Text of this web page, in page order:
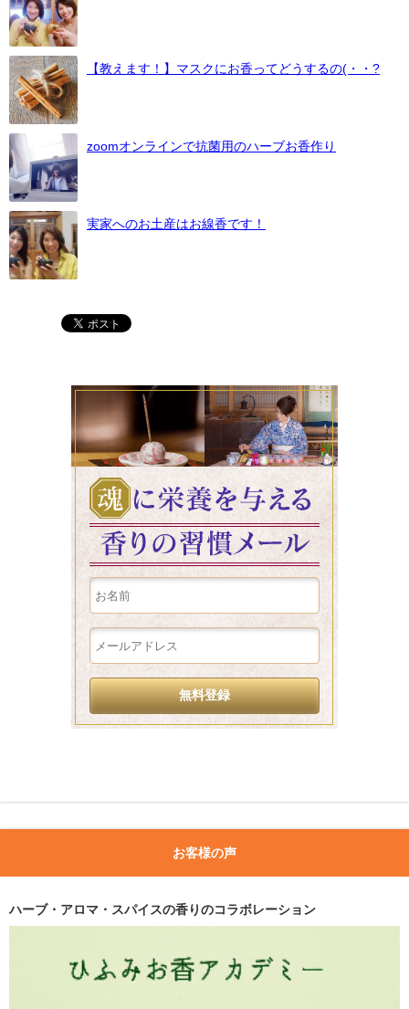
【教えます！】マスクにお香ってどうするの(・・?
zoomオンラインで抗菌用のハーブお香作り
実家へのお土産はお線香です！
お客様の声
ハーブ・アロマ・スパイスの香りのコラボレーション